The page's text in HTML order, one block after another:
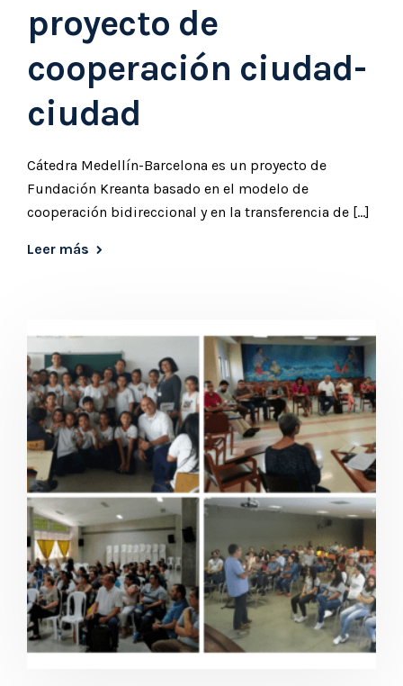
proyecto de
cooperación ciudad-
ciudad
Cátedra Medellín-Barcelona es un proyecto de
Fundación Kreanta basado en el modelo de
cooperación bidireccional y en la transferencia de […]
Leer más